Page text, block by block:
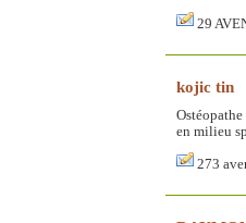
29
kojic tin
en milieu
273